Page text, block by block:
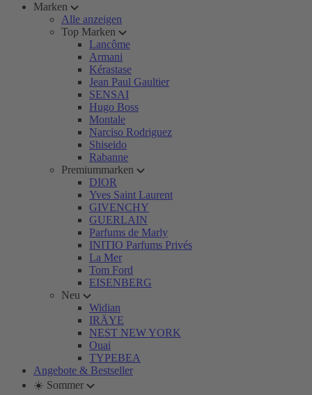
Marken
Alle anzeigen
Top Marken
Lancôme
Armani
Kérastase
Jean Paul Gaultier
SENSAI
Hugo Boss
Montale
Narciso Rodriguez
Shiseido
Rabanne
Premiummarken
DIOR
Yves Saint Laurent
GIVENCHY
GUERLAIN
Parfums de Marly
INITIO Parfums Privés
La Mer
Tom Ford
EISENBERG
Neu
Widian
IRÄYE
NEST NEW YORK
Ouai
TYPEBEA
Angebote & Bestseller
☀️ Sommer